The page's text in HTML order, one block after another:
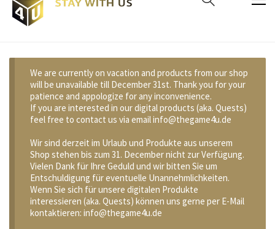
We are currently on vacation and products from our shop
will be unavailable till December 31st. Thank you for your
patience and appologize for any inconvenience.
If you are interested in our digital products (aka. Quests)
feel free to contact us via email info@thegame4u.de
Wir sind derzeit im Urlaub und Produkte aus unserem
Shop stehen bis zum 31. December nicht zur Verfügung.
Vielen Dank für Ihre Geduld und wir bitten Sie um
Entschuldigung für eventuelle Unannehmlichkeiten.
Wenn Sie sich für unsere digitalen Produkte
interessieren (aka. Quests) können uns gerne per E-Mail
kontaktieren: info@thegame4u.de